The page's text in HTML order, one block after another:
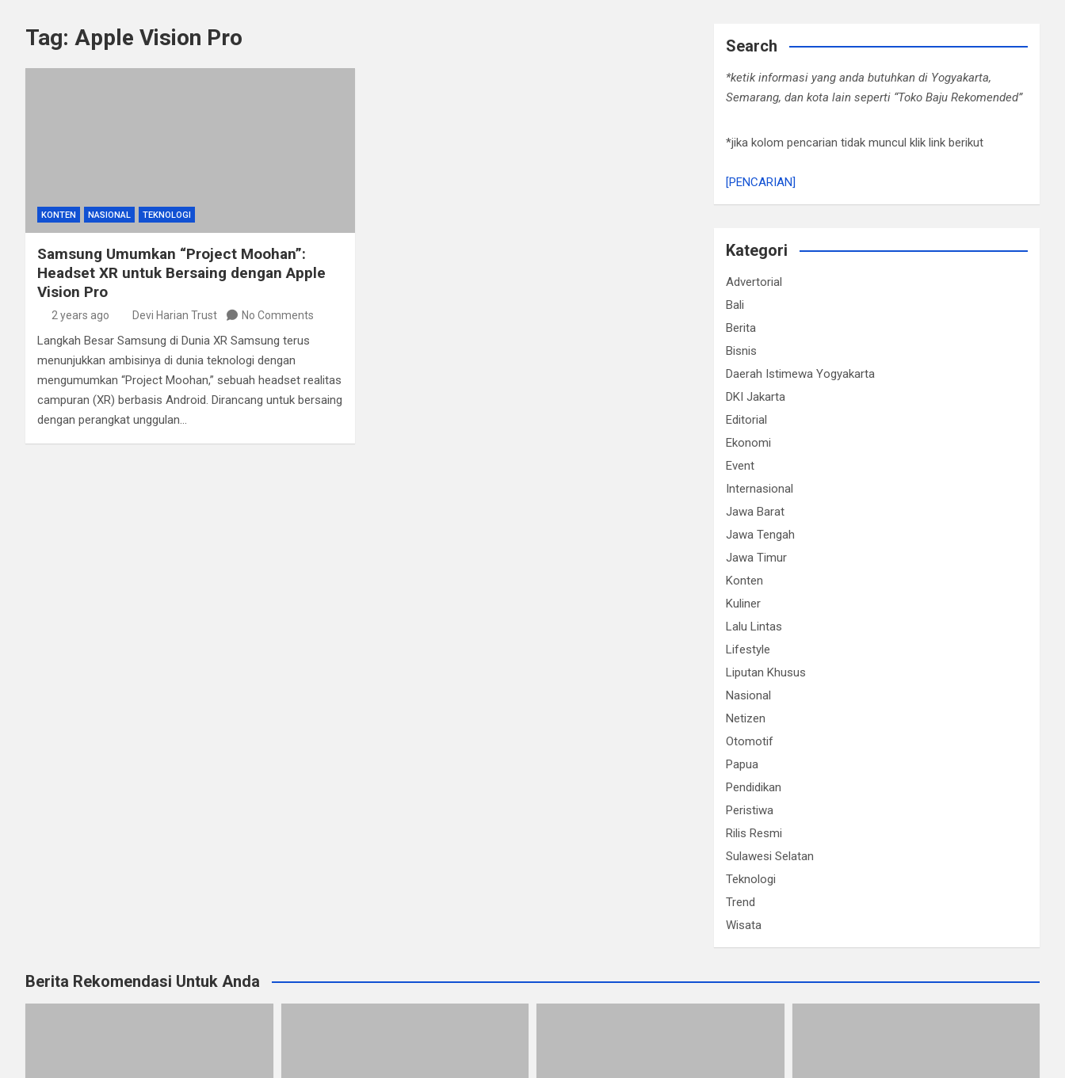
Tag: Apple Vision Pro
KONTEN NASIONAL TEKNOLOGI
Samsung Umumkan “Project Moohan”:
Headset XR untuk Bersaing dengan Apple
Vision Pro
2 years ago Devi Harian Trust No Comments
Langkah Besar Samsung di Dunia XR Samsung terus
menunjukkan ambisinya di dunia teknologi dengan
mengumumkan “Project Moohan,” sebuah headset realitas
campuran (XR) berbasis Android. Dirancang untuk bersaing
dengan perangkat unggulan…
Search
*ketik informasi yang anda butuhkan di Yogyakarta,
Semarang, dan kota lain seperti “Toko Baju Rekomended”
*jika kolom pencarian tidak muncul klik link berikut
[PENCARIAN]
Kategori
Advertorial
Bali
Berita
Bisnis
Daerah Istimewa Yogyakarta
DKI Jakarta
Editorial
Ekonomi
Event
Internasional
Jawa Barat
Jawa Tengah
Jawa Timur
Konten
Kuliner
Lalu Lintas
Lifestyle
Liputan Khusus
Nasional
Netizen
Otomotif
Papua
Pendidikan
Peristiwa
Rilis Resmi
Sulawesi Selatan
Teknologi
Trend
Wisata
Berita Rekomendasi Untuk Anda